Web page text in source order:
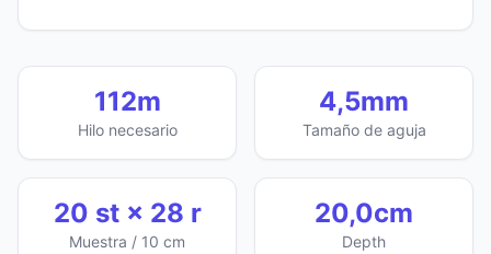
112m
Hilo necesario
4,5mm
Tamaño de aguja
20 st × 28 r
Muestra / 10 cm
20,0cm
Depth